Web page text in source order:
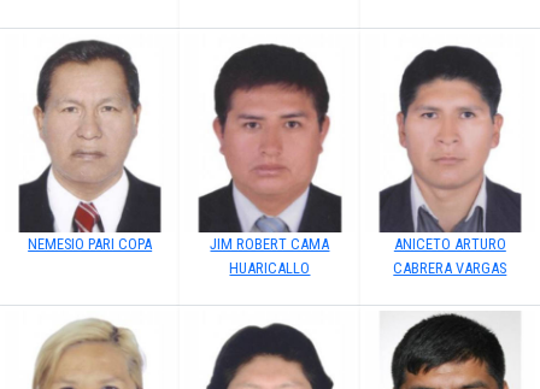
NEMESIO PARI COPA
JIM ROBERT CAMA
HUARICALLO
ANICETO ARTURO
CABRERA VARGAS